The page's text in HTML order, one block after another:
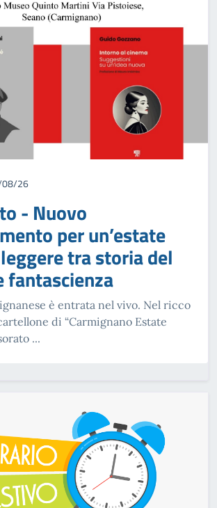
26
- Nuovo
per un’estate
tra storia del
fantascienza
è entrata nel vivo. Nel ricco
di “Carmignano Estate
...